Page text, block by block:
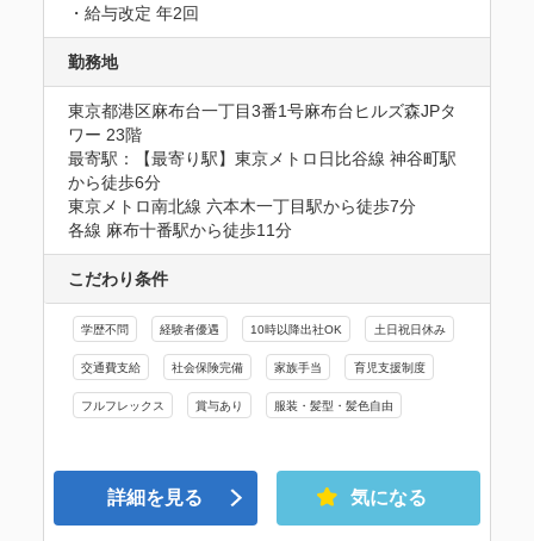
・給与改定 年2回
勤務地
東京都港区麻布台一丁目3番1号麻布台ヒルズ森JPタ
ワー 23階
最寄駅：【最寄り駅】東京メトロ日比谷線 神谷町駅
から徒歩6分
東京メトロ南北線 六本木一丁目駅から徒歩7分
各線 麻布十番駅から徒歩11分
こだわり条件
学歴不問 経験者優遇 10時以降出社OK 土日祝日休み
交通費支給 社会保険完備 家族手当 育児支援制度
フルフレックス 賞与あり 服装・髪型・髪色自由
詳細を見る 気になる